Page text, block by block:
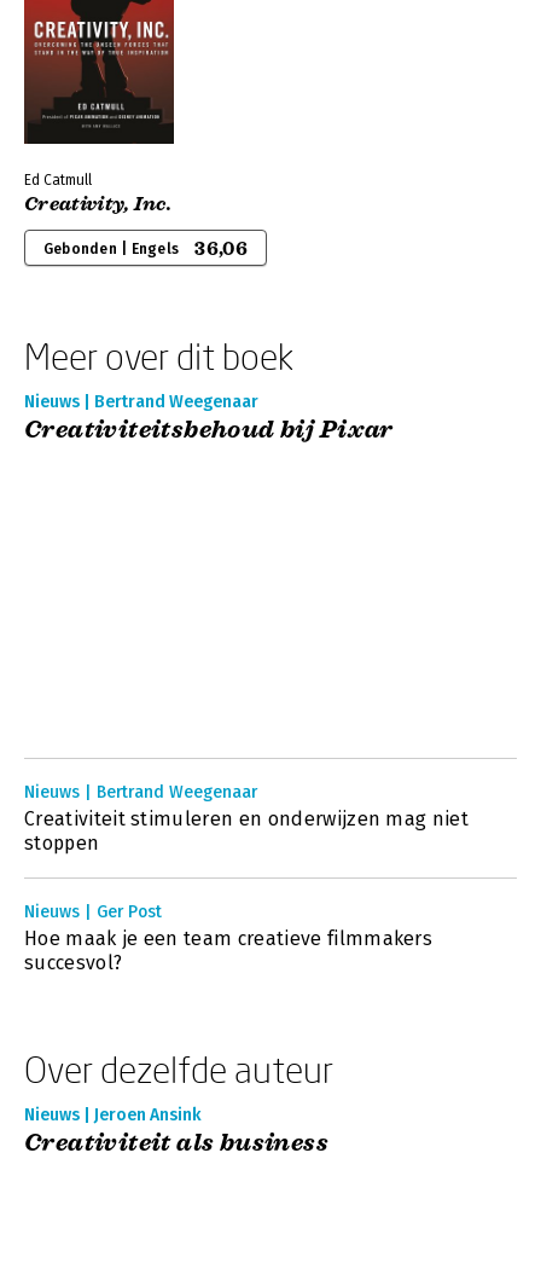
Ed Catmull
Creativity, Inc.
Gebonden | Engels 36,06
Meer over dit boek
Nieuws | Bertrand Weegenaar
Creativiteitsbehoud bij Pixar
Nieuws | Bertrand Weegenaar
Creativiteit stimuleren en onderwijzen mag niet
stoppen
Nieuws | Ger Post
Hoe maak je een team creatieve filmmakers
succesvol?
Over dezelfde auteur
Nieuws | Jeroen Ansink
Creativiteit als business